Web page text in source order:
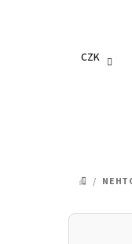
CZK
DOMŮ
/
P